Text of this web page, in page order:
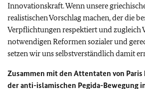
Innovationskraft. Wenn unsere
realistischen Vorschlag machen, der die
Verpflichtungen respektiert und zugleich
notwendigen Reformen sozialer und
setzen wir uns selbstverständlich damit
Zusammen mit den Attentaten von Paris
der anti-islamischen Pegida-Bewegung